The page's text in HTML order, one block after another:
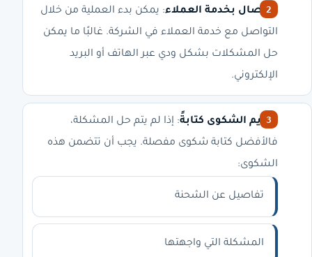
الاتصال بخدمة العملاء: يمكن بدء العملية من خلال
التواصل مع خدمة العملاء في الشركة. غالبًا ما يمكن
حل المشكلات بشكل ودي عبر الهاتف أو البريد
الإلكتروني.
تقديم الشكوى كتابةً: إذا لم يتم حل المشكلة،
فالأفضل كتابة شكوى مفصلة. يجب أن تتضمن هذه
الشكوى:
تفاصيل عن الشحنة
المشكلة التي واجهتها